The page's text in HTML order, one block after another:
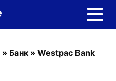
» Банк » Westpac Bank